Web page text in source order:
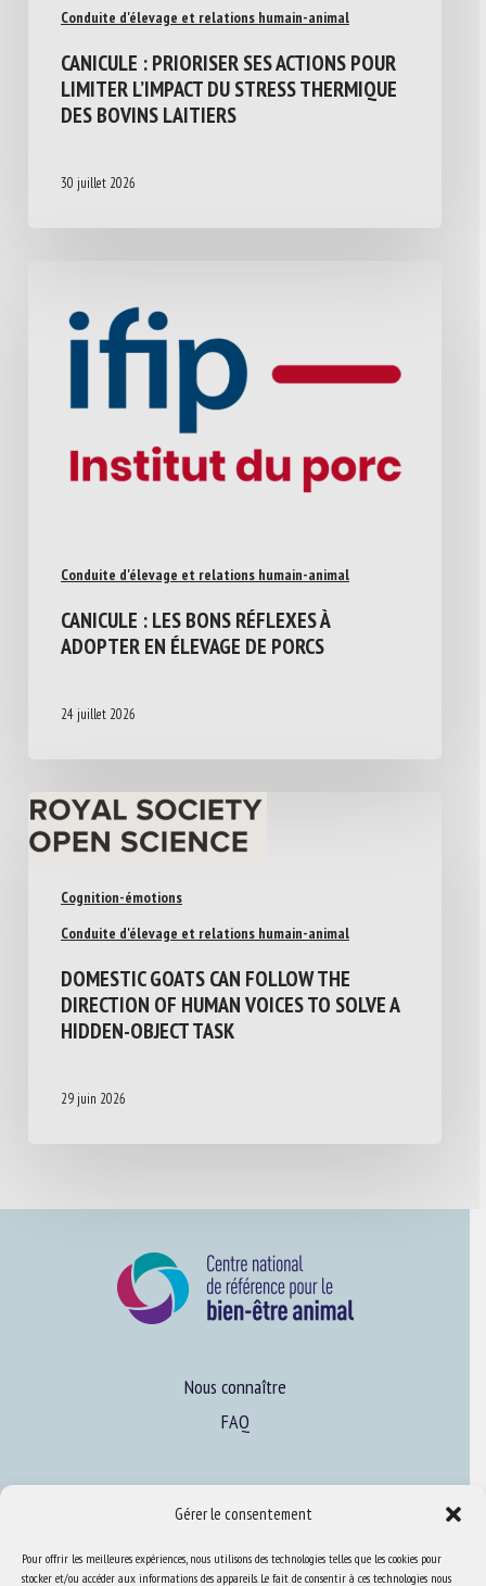
Gérer le consentement
Pour offrir les meilleures expériences, nous utilisons des technologies telles que les cookies pour
stocker et/ou accéder aux informations des appareils. Le fait de consentir à ces technologies nous
Conduite d'élevage et relations humain-animal
CANICULE : PRIORISER SES ACTIONS POUR
LIMITER L’IMPACT DU STRESS THERMIQUE
DES BOVINS LAITIERS
30 juillet 2026
Conduite d'élevage et relations humain-animal
CANICULE : LES BONS RÉFLEXES À
ADOPTER EN ÉLEVAGE DE PORCS
24 juillet 2026
Cognition-émotions
Conduite d'élevage et relations humain-animal
DOMESTIC GOATS CAN FOLLOW THE
DIRECTION OF HUMAN VOICES TO SOLVE A
HIDDEN-OBJECT TASK
29 juin 2026
Nous connaître
FAQ
Se former au BEA